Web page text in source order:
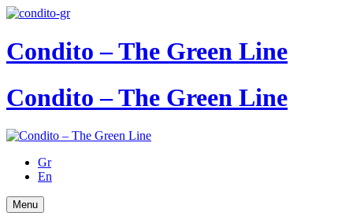
Condito – The Green Line
Condito – The Green Line
Gr
En
Menu